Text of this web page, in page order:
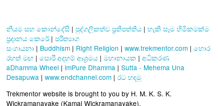
නියම සහ කොන්දේසි | පුද්ගලිකත්ව ප්‍රතිපත්තිය | හැකි සෑම හිමිකමක්ම
ප්‍රදානය කෙරේ | පරිත්‍යාග
සංගායනා | Buddhism | Right Religion | www.trekmentor.com | හොර
රහත් මඟ | සොරි අදහම් ආශ්‍රමය | මහානායක | අධිකරණ
aDhamma Wheel | imPure Dhamma | Sutta - Mehema Una
Desapuwa | www.endchannel.com | රට හදමු
Trekmentor website is brought to you by H. M. K. S. K.
Wickramanayake (Kamal Wickramanayake).